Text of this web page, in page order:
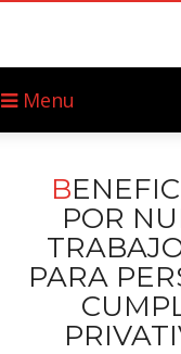
Menu
B
POR
PARA